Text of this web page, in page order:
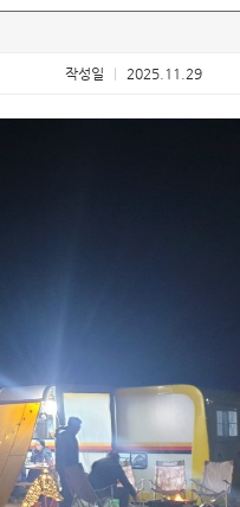
작성일 2025.11.29